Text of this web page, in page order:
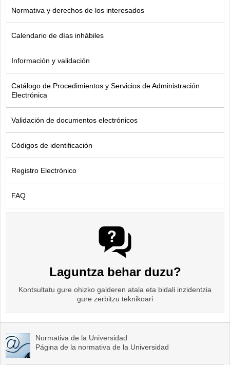
Normativa y derechos de los interesados
Calendario de días inhábiles
Información y validación
Catálogo de Procedimientos y Servicios de Administración
Electrónica
Validación de documentos electrónicos
Códigos de identificación
Registro Electrónico
FAQ
Laguntza behar duzu?
Kontsultatu gure ohizko galderen atala eta bidali inzidentzia
gure zerbitzu teknikoari
Normativa de la Universidad
Página de la normativa de la Universidad